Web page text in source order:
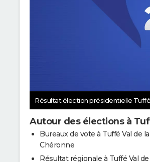
Résultat élection présidentielle Tuffé
Autour des élections à
Bureaux de vote à Tuffé Val de la
Chéronne
Résultat régionale à Tuffé Val de